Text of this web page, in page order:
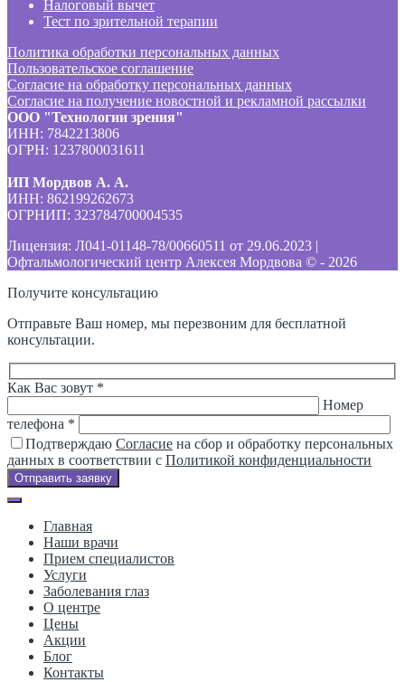
Налоговый вычет
Тест по зрительной терапии
Политика обработки персональных данных
Пользовательское соглашение
Согласие на обработку персональных данных
Согласие на получение новостной и рекламной рассылки
ООО "Технологии зрения"
ИНН: 7842213806
ОГРН: 1237800031611
ИП Мордвов А. А.
ИНН: 862199262673
ОГРНИП: 323784700004535
Лицензия: Л041-01148-78/00660511 от 29.06.2023 |
Офтальмологический центр Алексея Мордвова © - 2026
Получите консультацию
Отправьте Ваш номер, мы перезвоним для бесплатной
консультации.
Как Вас зовут *
Номер
телефона *
Подтверждаю Согласие на сбор и обработку персональных
данных в соответствии с Политикой конфиденциальности
Отправить заявку
Главная
Наши врачи
Прием специалистов
Услуги
Заболевания глаз
О центре
Цены
Акции
Блог
Контакты